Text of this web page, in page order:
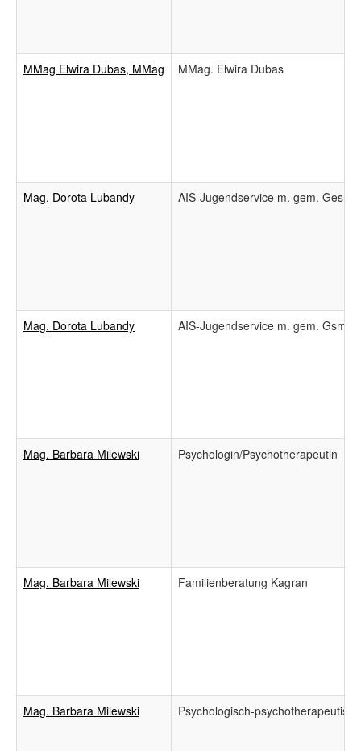
MMag Elwira Dubas, MMag MMag. Elwira Dubas
Mag. Dorota Lubandy AIS-Jugendservice m. gem.
Mag. Dorota Lubandy AIS-Jugendservice m. gem. GsmbH
Mag. Barbara Milewski Psychologin/Psychotherapeutin
Mag. Barbara Milewski Familienberatung Kagran
Mag. Barbara Milewski Psychologisch-